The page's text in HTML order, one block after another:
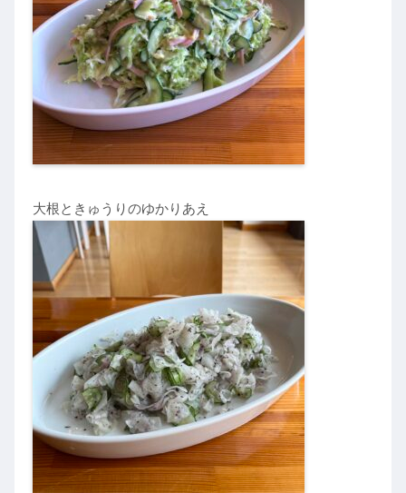
大根ときゅうりのゆかりあえ